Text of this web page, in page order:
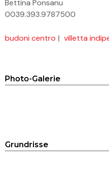
Bettina Ponsanu
0039.393.9787500
budoni centro | villetta
Photo-Galerie
Grundrisse